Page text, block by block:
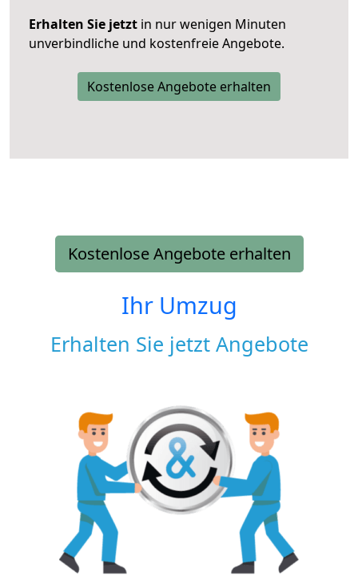
Erhalten Sie jetzt in nur wenigen Minuten
unverbindliche und kostenfreie Angebote.
Kostenlose Angebote erhalten
Kostenlose Angebote erhalten
Ihr Umzug
Erhalten Sie jetzt Angebote